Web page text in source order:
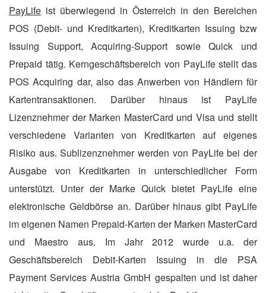
PayLife ist überwiegend in Österreich in den Bereichen
POS (Debit- und Kreditkarten), Kreditkarten Issuing bzw
Issuing Support, Acquiring-Support sowie Quick und
Prepaid tätig. Kerngeschäftsbereich von PayLife stellt das
POS Acquiring dar, also das Anwerben von Händlern für
Kartentransaktionen. Darüber hinaus ist PayLife
Lizenznehmer der Marken MasterCard und Visa und stellt
verschiedene Varianten von Kreditkarten auf eigenes
Risiko aus. Sublizenznehmer werden von PayLife bei der
Ausgabe von Kreditkarten in unterschiedlicher Form
unterstützt. Unter der Marke Quick bietet PayLife eine
elektronische Geldbörse an. Darüber hinaus gibt PayLife
im eigenen Namen Prepaid-Karten der Marken MasterCard
und Maestro aus. Im Jahr 2012 wurde u.a. der
Geschäftsbereich Debit-Karten Issuing in die PSA
Payment Services Austria GmbH gespalten und ist daher